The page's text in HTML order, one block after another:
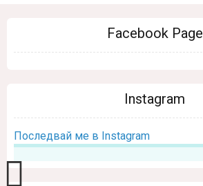
Facebook Page
Instagram
Последвай ме в Instagram